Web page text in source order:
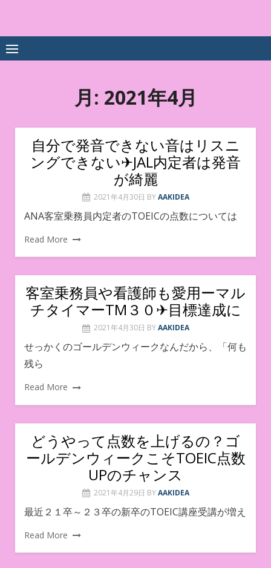
content
数UPｽｸｰﾙ
月: 2021年4月
自分で発音できない音はリスニ
ングできない✈JAL内定者は発音
が綺麗
2021年4月30日 BY AAKIDEA
ANA客室乗務員内定者のTOEICの点数については
Read More
客室乗務員や看護師も愛用ーマル
チタイマーTM３０✈目標達成に
2021年4月30日 BY AAKIDEA
せっかくのゴールデンウィークなんだから、「何も
残ら
Read More
どうやって点数を上げるの？ゴ
ールデンウィークこそTOEIC点数
UPのチャンス
2021年4月29日 BY AAKIDEA
最近２１卒～２３卒の新卒のTOEIC講座受講が増え
Read More